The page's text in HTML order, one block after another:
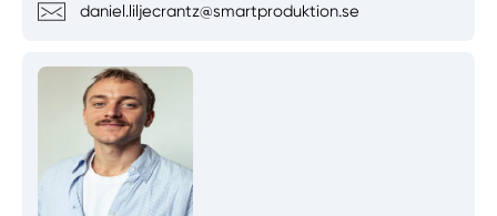
daniel.liljecrantz@smartproduktion.se